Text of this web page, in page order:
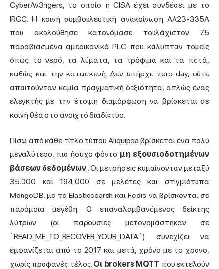
CyberAv3ngers, το οποίο η CISA έχει συνδέσει με το
IRGC. Η κοινή συμβουλευτική ανακοίνωση AA23-335A
που ακολούθησε κατονόμασε τουλάχιστον 75
παραβιασμένα αμερικανικά PLC που κάλυπταν τομείς
όπως το νερό, τα λύματα, τα τρόφιμα και τα ποτά,
καθώς και την κατασκευή. Δεν υπήρχε zero-day, ούτε
απαιτούνταν καμία πραγματική δεξιότητα, απλώς ένας
ελεγκτής με την έτοιμη διαμόρφωση να βρίσκεται σε
κοινή θέα στο ανοιχτό διαδίκτυο.
Πίσω από κάθε τίτλο τύπου Aliquippa βρίσκεται ένα πολύ
μεγαλύτερο, πιο ήσυχο φόντο μη εξουσιοδοτημένων
βάσεων δεδομένων . Οι μετρήσεις κυμαίνονταν μεταξύ
35.000 και 194.000 σε μελέτες και στιγμιότυπα
MongoDB, με τα Elasticsearch και Redis να βρίσκονται σε
παρόμοια μεγέθη. Ο επαναλαμβανόμενος δείκτης
λύτρων (οι παρουσίες μετονομάστηκαν σε
`READ_ME_TO_RECOVER_YOUR_DATA`) συνεχίζει να
εμφανίζεται από το 2017 και μετά, χρόνο με το χρόνο,
χωρίς προφανές τέλος. Οι brokers MQTT που εκτελούν